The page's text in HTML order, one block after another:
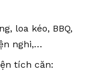
loa kéo, BBQ,
nghi,…
tích căn: